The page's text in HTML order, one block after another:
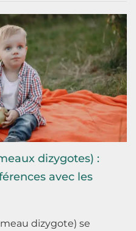
dizygotes) :
avec les
dizygote) se